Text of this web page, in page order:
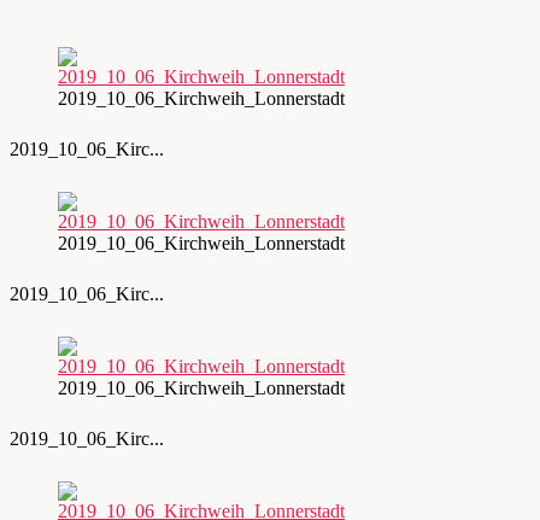
2019_10_06_Kirchweih_Lonnerstadt
2019_10_06_Kirc...
2019_10_06_Kirchweih_Lonnerstadt
2019_10_06_Kirc...
2019_10_06_Kirchweih_Lonnerstadt
2019_10_06_Kirc...